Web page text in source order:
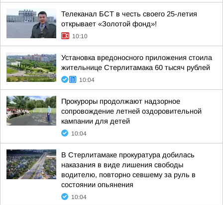
Телеканал БСТ в честь своего 25-летия
открывает «Золотой фонд»!
10:10
Установка вредоносного приложения стоила
жительнице Стерлитамака 60 тысяч рублей
10:04
Прокуроры продолжают надзорное
сопровождение летней оздоровительной
кампании для детей
10:04
В Стерлитамаке прокуратура добилась
наказания в виде лишения свободы
водителю, повторно севшему за руль в
состоянии опьянения
10:04